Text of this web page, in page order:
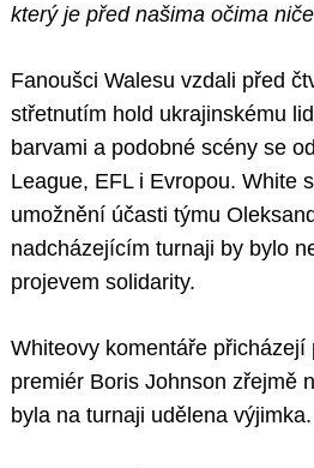
který je před našima očima
Fanoušci Walesu vzdali před
střetnutím hold ukrajinskému
barvami a podobné scény se
League, EFL i Evropou. White
umožnění účasti týmu
nadcházejícím turnaji by bylo
projevem solidarity.
Whiteovy komentáře přicházejí
premiér Boris Johnson zřejmě
byla na turnaji udělena výjimka.